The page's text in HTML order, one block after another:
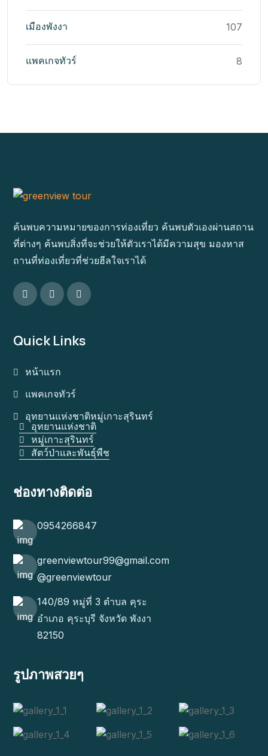
เมืองพังงา 107
แพคเกจทัวร์ 8
ค้นพบความหมายของการท่องเที่ยว ค้นพบตัวเองผ่านสถาน
ที่ต่างๆ ค้นพบสิ่งที่จะช่วยให้ตัวเราได้มีความสุข มองหาส
ถานที่ท่องเที่ยวที่ช่วยฮีลใจเราได้
Quick Links
หน้าแรก
แพคเกจทัวร์
อุทยานแห่งชาติหมู่เกาะสุรินทร์
อุทยานแห่งชาติ
หมู่เกาะสุรินทร์
สัตว์ป่าและพันธุ์พืช
ช่องทางติดต่อ
0954266847
greenviewtour99@gmail.com
@greenviewtour
140/89 หมู่ที่ 3 ตำบล คุระ
อำเภอ คุระบุรี จังหวัด พังงา
82150
รูปภาพสวยๆ